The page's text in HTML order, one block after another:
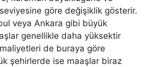
göre değişiklik gösterir.
veya Ankara gibi büyük
genellikle daha yüksektir
de buraya göre
şehirlerde ise maaşlar biraz